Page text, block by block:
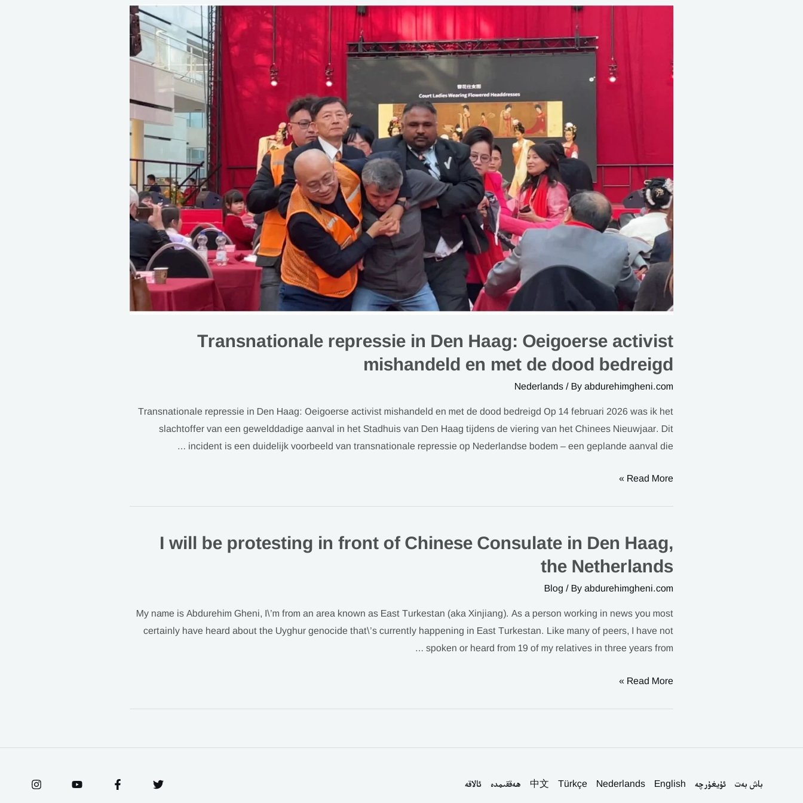
Transnationale repressie in Den Haag: Oeigoerse activist
mishandeld en met de dood bedreigd
Nederlands / By abdurehimgheni.com
Transnationale repressie in Den Haag: Oeigoerse activist mishandeld en met de dood bedreigd Op 14 februari 2026 was ik het
slachtoffer van een gewelddadige aanval in het Stadhuis van Den Haag tijdens de viering van het Chinees Nieuwjaar. Dit
incident is een duidelijk voorbeeld van transnationale repressie op Nederlandse bodem – een geplande aanval die …
Den
Haag:
met
de
dood
bedreigd
Read More »
I will be protesting in front of Chinese Consulate in Den Haag,
the Netherlands
Blog / By abdurehimgheni.com
My name is Abdurehim Gheni, I\’m from an area known as East Turkestan (aka Xinjiang). As a person working in news you most
certainly have heard about the Uyghur genocide that\’s currently happening in East Turkestan. Like many of peers, I have not
spoken or heard from 19 of my relatives in three years from …
will
be
protesting
in
front
Consulate
Den
the
Read More »
باش بەت ئۇيغۇرچە English
Nederlands
Türkçe
中文 ھەققىمدە ئالاقە